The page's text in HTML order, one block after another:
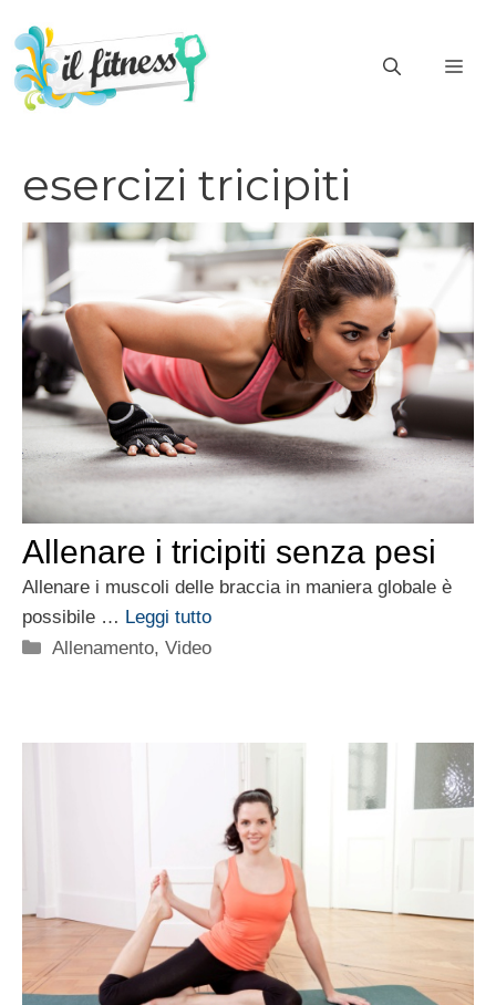
contenuto
esercizi tricipiti
Allenare i tricipiti senza pesi
Allenare i muscoli delle braccia in maniera globale è
possibile … Leggi tutto
Categorie
Allenamento,Video